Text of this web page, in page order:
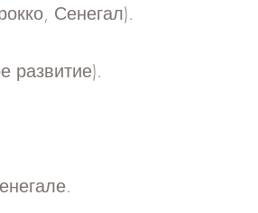
Сенегал).
развитие).